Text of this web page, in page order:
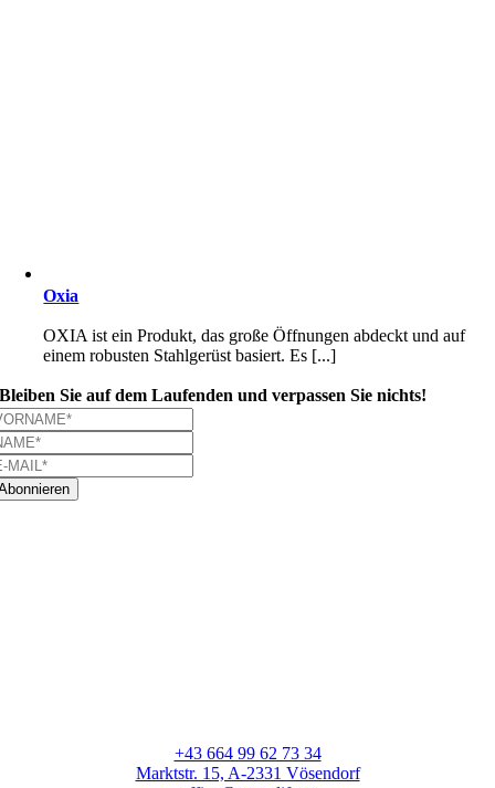
Oxia
OXIA ist ein Produkt, das große Öffnungen abdeckt und auf
einem robusten Stahlgerüst basiert. Es [...]
Bleiben Sie auf dem Laufenden und verpassen Sie nichts!
+43 664 99 62 73 34
Marktstr. 15, A-2331 Vösendorf